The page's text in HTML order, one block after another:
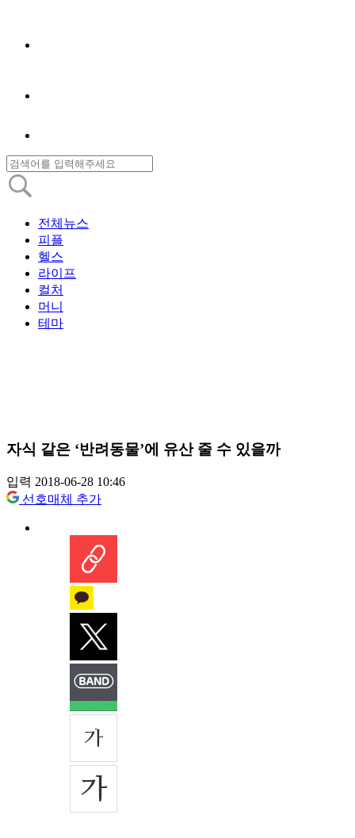
전체뉴스
피플
헬스
라이프
컬처
머니
테마
자식 같은 ‘반려동물’에 유산 줄 수 있을까
입력 2018-06-28 10:46
선호매체 추가